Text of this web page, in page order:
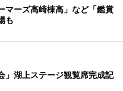
マーズ高崎棟高」など「鑑賞
も
」湖上ステージ観覧席完成記